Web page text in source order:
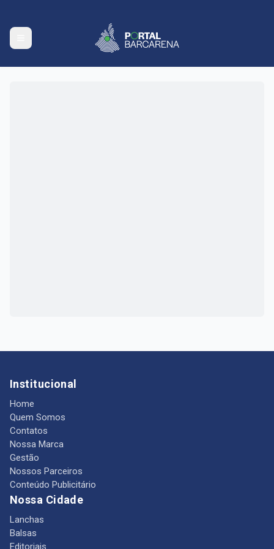
Institucional
Home
Quem Somos
Contatos
Nossa Marca
Gestão
Nossos Parceiros
Conteúdo Publicitário
Nossa Cidade
Lanchas
Balsas
Editoriais